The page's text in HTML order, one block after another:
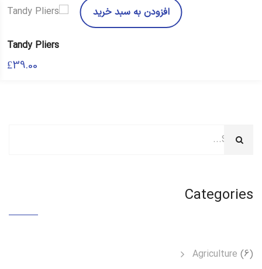
افزودن به سبد خرید
Tandy Pliers
£39.00
Categories
Agriculture (6)